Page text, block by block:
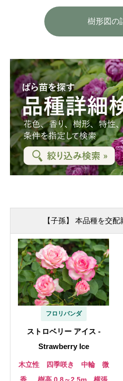
樹形図の
【子孫】 本品種を交
フロリバンダ
ストロベリー アイス -
Strawberry Ice
木立性 四季咲き 中輪 微